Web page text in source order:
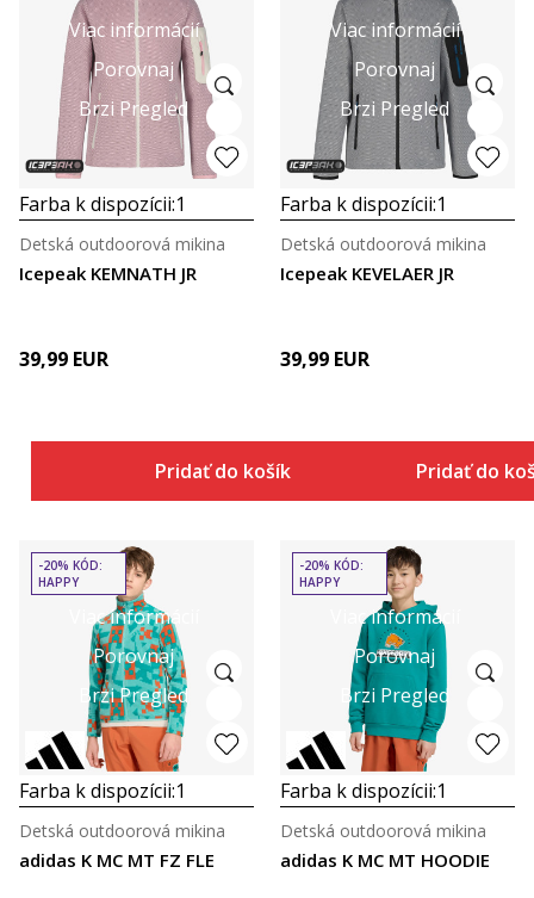
Viac informácií
Porovnaj
Brzi Pregled
Farba k dispozícii:1
Icepeak KEMNATH JR
Detská outdoorová mikina
39,99 EUR
Pridať do košíka
Viac informácií
Porovnaj
Brzi Pregled
Farba k dispozícii:1
Icepeak KEVELAER JR
Detská outdoorová mikina
39,99 EUR
Pridať do
Viac informácií
Porovnaj
Brzi Pregled
-20% KÓD:
HAPPY
Farba k dispozícii:1
adidas K MC MT FZ FLE
Detská outdoorová mikina
Viac informácií
Porovnaj
Brzi Pregled
-20% KÓD:
HAPPY
Farba k dispozícii:1
adidas K MC MT HOODIE
Detská outdoorová mikina